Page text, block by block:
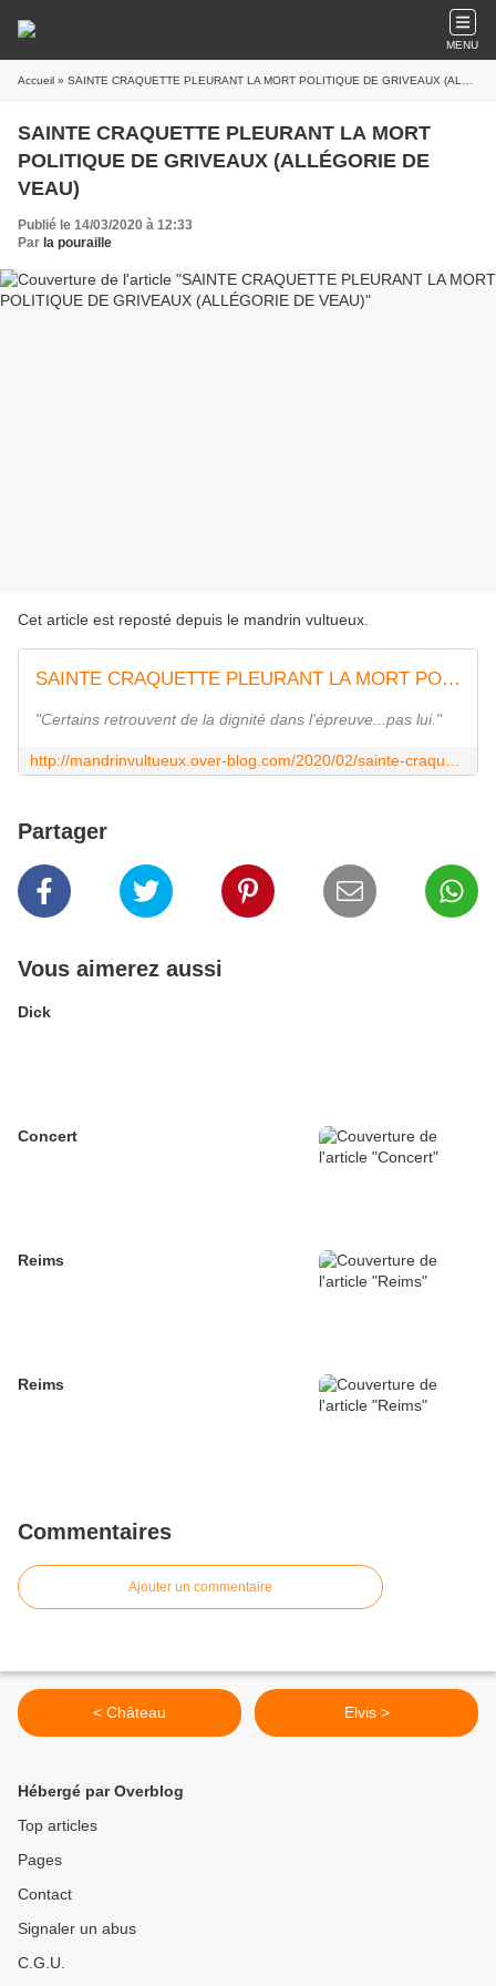
MENU
Accueil » SAINTE CRAQUETTE PLEURANT LA MORT POLITIQUE DE GRIVEAUX (ALLÉGORIE DE VEAU)
SAINTE CRAQUETTE PLEURANT LA MORT
POLITIQUE DE GRIVEAUX (ALLÉGORIE DE
VEAU)
Publié le 14/03/2020 à 12:33
Par la pouraille
Cet article est reposté depuis le mandrin vultueux
SAINTE CRAQUETTE PLEURANT LA MORT POLITIQUE DE GRIVEAUX (ALLÉGORIE DE VEAU)
"Certains retrouvent de la dignité dans l'épreuve...pas lui."
Partager
Vous aimerez aussi
Dick
Concert
Reims
Reims
Commentaires
Ajouter un commentaire
< Château Elvis >
Hébergé par Overblog
Top articles
Pages
Contact
Signaler un abus
C.G.U.